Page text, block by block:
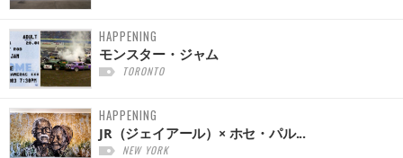
HAPPENING
モンスター・ジャム
TORONTO
HAPPENING
JR（ジェイアール）× ホセ・パル...
NEW YORK